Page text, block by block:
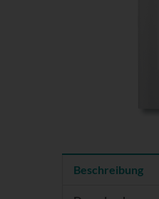
Beschreibung